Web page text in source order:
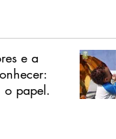
e a
o papel.